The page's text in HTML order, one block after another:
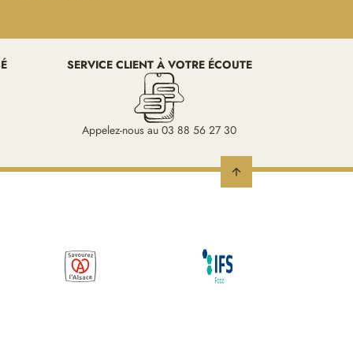
SERVICE CLIENT À VOTRE ÉCOUTE
Appelez-nous au 03 88 56 27 30
arrow_upward